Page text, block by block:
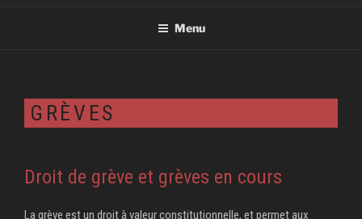
Menu
GRÈVES
Droit de grève et grèves en cours
La grève est un droit à valeur constitutionnelle, et permet aux